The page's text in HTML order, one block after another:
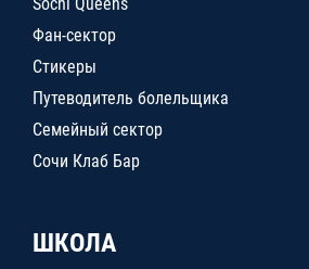
Фан-сектор
Стикеры
Путеводитель болельщика
Семейный сектор
Сочи Клаб Бар
ШКОЛА